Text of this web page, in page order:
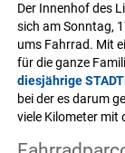
Der Innenhof des
sich am Sonntag,
ums Fahrrad. Mit
für die ganze
diesjährige
bei der es darum
viele Kilometer mit